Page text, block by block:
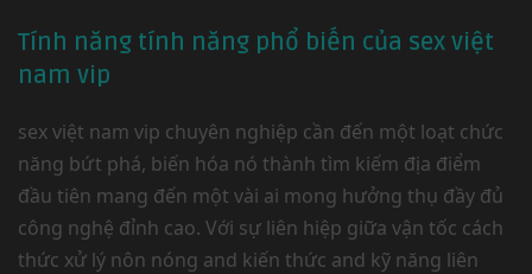
Tính năng tính năng phổ biến của sex việt
nam vip
sex việt nam vip chuyên nghiệp cần đến một loạt chức
năng bứt phá, biến hóa nó thành tìm kiếm địa điểm
đầu tiên mang đến một vài ai mong hưởng thụ đầy đủ
công nghệ đỉnh cao. Với sự liên hiệp giữa vận tốc cách
thức xử lý nôn nóng and kiến thức and kỹ năng liên